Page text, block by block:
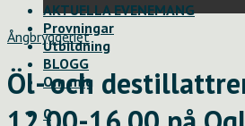
AKTUELLA EVENEMANG
Provningar
Utbildning
BLOGG
Om mig
0
Ångbryggeriet
Öl- och